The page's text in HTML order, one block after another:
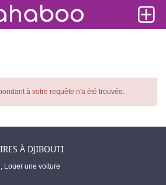
à votre requête n'a été trouvée.
À DJIBOUTI
, Louer une voiture